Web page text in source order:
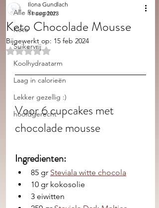
Alle Recepten
Keto
Suikervrij
Koolhydraatarm
Laag in calorieën
Lekker gezellig :)
hoofdgerecht
Keto Chocolade Mousse
Ilona Gundlach
11 aug 2023
Bijgewerkt op: 15 feb 2024
Beoordeeld met NaN uit 5 sterren.
Voor 6 cupcakes met
chocolade mousse
Ingredienten:
85 gr Steviala witte chocola
10 gr kokosolie
3 eiwitten